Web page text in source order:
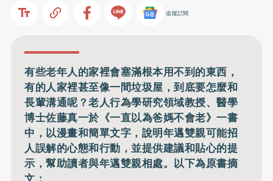
追蹤訂閱
有些老年人的家裡會塞滿根本用不到的東西，
有的人家裡甚至像一間垃圾屋，到底要怎麼和
長輩溝通呢？老人行為學研究領域教授、醫學
博士佐藤真一於《一直以為爸媽不會老》一書
中，以漫畫和簡單文字，說明年邁雙親可能招
人誤解的心態和行動，並提供建議和貼心的提
示，幫助讀者與年邁雙親相處。以下為原書摘